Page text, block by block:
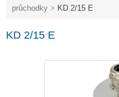
průchodky > KD 2/15 E
KD 2/15 E